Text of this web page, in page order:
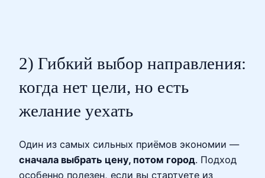
2) Гибкий выбор направления:
когда нет цели, но есть
желание уехать
Один из самых сильных приёмов экономии —
сначала выбрать цену, потом город. Подход
особенно полезен, если вы стартуете из